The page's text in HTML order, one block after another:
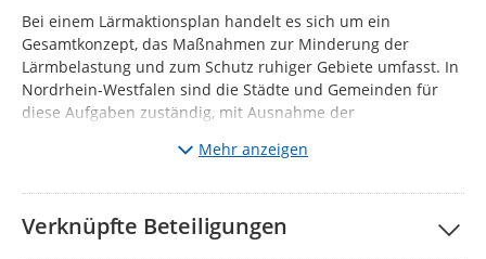
Bei einem Lärmaktionsplan handelt es sich um ein
Gesamtkonzept, das Maßnahmen zur Minderung der
Lärmbelastung und zum Schutz ruhiger Gebiete umfasst. In
Nordrhein-Westfalen sind die Städte und Gemeinden für
diese Aufgaben zuständig, mit Ausnahme der
Bundes. Dort ist das Eisenbahn-Bundesamt für die
Bei der Neuaufstellung oder Überprüfung von
Lärmaktionsplänen ist eine Mitwirkung der Öffentlichkeit
Mehr anzeigen
Verknüpfte Beteiligungen